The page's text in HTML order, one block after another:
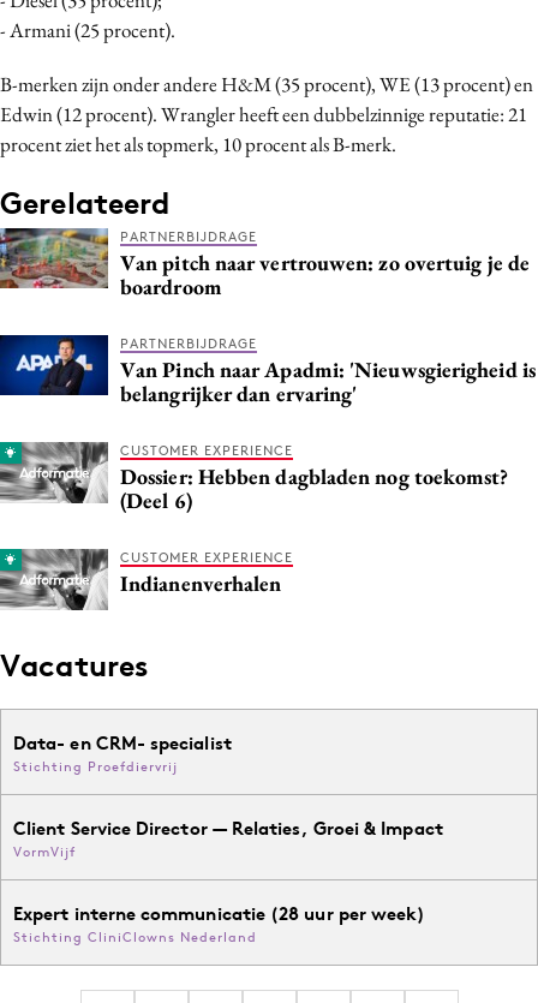
- Armani (25 procent).
B-merken zijn onder andere H&M (35 procent), WE (13 procent) en
Edwin (12 procent). Wrangler heeft een dubbelzinnige reputatie: 21
procent ziet het als topmerk, 10 procent als B-merk.
Gerelateerd
PARTNERBIJDRAGE
Van pitch naar vertrouwen: zo overtuig je de
boardroom
PARTNERBIJDRAGE
Van Pinch naar Apadmi: 'Nieuwsgierigheid is
belangrijker dan ervaring'
CUSTOMER EXPERIENCE
Dossier: Hebben dagbladen nog toekomst?
(Deel 6)
CUSTOMER EXPERIENCE
Indianenverhalen
Vacatures
Data- en CRM- specialist
Stichting Proefdiervrij
Client Service Director — Relaties, Groei & Impact
VormVijf
Expert interne communicatie (28 uur per week)
Stichting CliniClowns Nederland